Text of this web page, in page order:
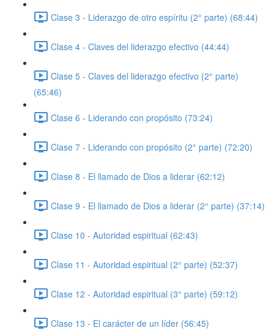
Clase 3 - Liderazgo de otro espíritu (2° parte) (68:44)
Clase 4 - Claves del liderazgo efectivo (44:44)
Clase 5 - Claves del liderazgo efectivo (2° parte)
(65:46)
Clase 6 - Liderando con propósito (73:24)
Clase 7 - Liderando con propósito (2° parte) (72:20)
Clase 8 - El llamado de Dios a liderar (62:12)
Clase 9 - El llamado de Dios a liderar (2° parte) (37:14)
Clase 10 - Autoridad espiritual (62:43)
Clase 11 - Autoridad espiritual (2° parte) (52:37)
Clase 12 - Autoridad espiritual (3° parte) (59:12)
Clase 13 - El carácter de un líder (56:45)